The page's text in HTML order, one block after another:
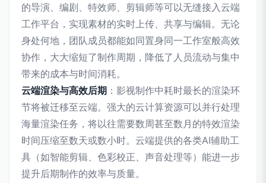
的导演、编剧、特效师、剪辑师等可以无缝接入云端
工作平台，实现素材的实时上传、共享与编辑。无论
身处何地，团队成员都能如同置身同一工作室般高效
协作，大大缩短了制作周期，降低了人员流动与集中
带来的成本与时间消耗。
云端渲染与高效后期 ：影视制作中耗时最长的渲染环
节将被迁移至云端。强大的云计算资源可以并行处理
海量渲染任务，将以往需要数周甚至数月的特效渲染
时间压缩至数天或数小时。云端提供的各类AI辅助工
具（如智能剪辑、色彩校正、声音处理等）能进一步
提升后期制作的效率与质量。